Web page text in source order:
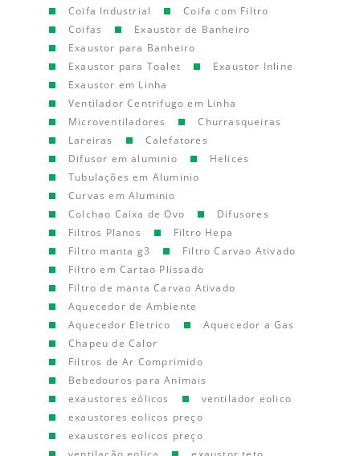
Coifa Industrial
Coifa com Filtro
Coifas
Exaustor de Banheiro
Exaustor para Banheiro
Exaustor para Toalet
Exaustor Inline
Exaustor em Linha
Ventilador Centrifugo em Linha
Microventiladores
Churrasqueiras
Lareiras
Calefatores
Difusor em aluminio
Helices
Tubulações em Aluminio
Curvas em Aluminio
Colchao Caixa de Ovo
Difusores
Filtros Planos
Filtro Hepa
Filtro manta g3
Filtro Carvao Ativado
Filtro em Cartao Plissado
Filtro de manta Carvao Ativado
Aquecedor de Ambiente
Aquecedor Eletrico
Aquecedor a Gas
Chapeu de Calor
Filtros de Ar Comprimido
Bebedouros para Animais
exaustores eólicos
ventilador eolico
exaustores eolicos preço
exaustores eolicos preço